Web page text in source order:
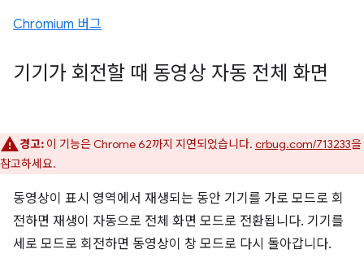
Chromium 버그
기기가 회전할 때 동영상 자동 전체 화면
경고: 이 기능은 Chrome 62까지 지연되었습니다. crbug.com/713233을
참고하세요.
동영상이 표시 영역에서 재생되는 동안 기기를 가로 모드로 회
전하면 재생이 자동으로 전체 화면 모드로 전환됩니다. 기기를
세로 모드로 회전하면 동영상이 창 모드로 다시 돌아갑니다.